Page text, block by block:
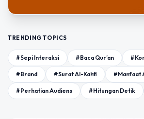
TRENDING TOPICS
#Sepi Interaksi #Baca Qur’an
#Brand #Surat Al-Kahfi #Manfaat
#Perhatian Audiens #Hitungan Detik